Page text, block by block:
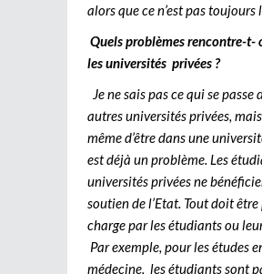
alors que ce n’est pas toujours
Quels problèmes rencontre-t-
les universités privées ?
Je ne sais pas ce qui se passe
autres universités privées,
même d’être dans une
est déjà un problème. Les
universités privées ne
soutien de l’Etat. Tout doit être
charge par les étudiants ou
Par exemple, pour les études
médecine, les étudiants sont